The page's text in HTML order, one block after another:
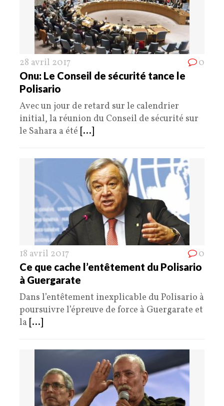
28 avril 2017 0
Onu: Le Conseil de sécurité tance le
Polisario
Avec un jour de retard sur le calendrier
initial, la réunion du Conseil de sécurité sur
le Sahara a été [...]
18 avril 2017 0
Ce que cache l’entêtement du Polisario
à Guergarate
Dans l’entêtement inexplicable du Polisario à
poursuivre l’épreuve de force à Guergarate et
la [...]